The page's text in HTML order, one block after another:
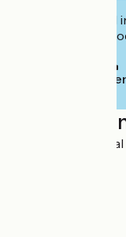
Geïnteresseerd
website om te
20 rue du